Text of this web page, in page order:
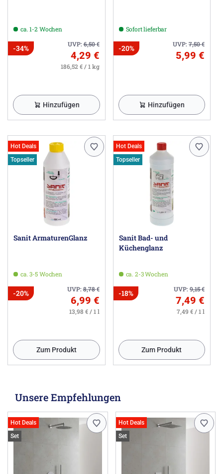
ca. 1-2 Wochen
UVP:6,50€
-34%
4,29 €
186,52 € / 1 kg
Hinzufügen
Sofort lieferbar
UVP:7,50€
-20%
5,99 €
Hinzufügen
Hot Deals
Topseller
Sanit ArmaturenGlanz
ca. 3-5 Wochen
UVP:8,78€
-20%
6,99 €
13,98 € / 1 l
Zum Produkt
Hot Deals
Topseller
Sanit Bad- und
Küchenglanz
ca. 2-3 Wochen
UVP:9,15€
-18%
7,49 €
7,49 € / 1 l
Zum Produkt
Unsere Empfehlungen
Hot Deals
Set
Hot Deals
Set